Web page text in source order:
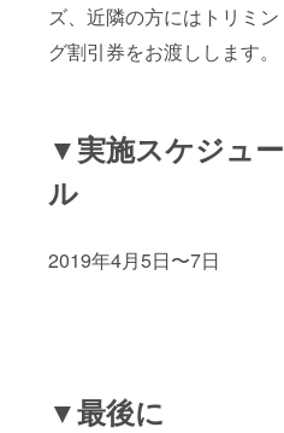
ズ、近隣の方にはトリミン
グ割引券をお渡しします。
▼実施スケジュー
ル
2019年4月5日〜7日
▼最後に